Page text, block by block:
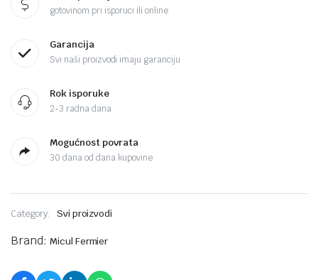
gotovinom pri isporuci ili online
Garancija
Svi naši proizvodi imaju garanciju
Rok isporuke
2-3 radna dana
Mogućnost povrata
30 dana od dana kupovine
Category: Svi proizvodi
Brand: Micul Fermier